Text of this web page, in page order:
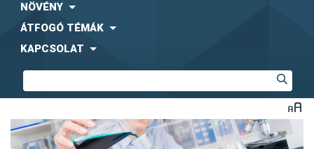
NÖVÉNY
ÁTFOGÓ TÉMÁK
KAPCSOLAT